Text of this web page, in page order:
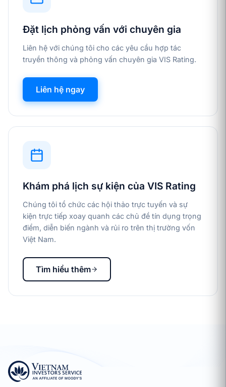
Đặt lịch phỏng vấn với chuyên gia
Liên hệ với chúng tôi cho các yêu cầu hợp tác
truyền thông và phỏng vấn chuyên gia VIS Rating.
Liên hệ ngay
Khám phá lịch sự kiện của VIS Rating
Chúng tôi tổ chức các hội thảo trực tuyến và sự
kiện trực tiếp xoay quanh các chủ đề tín dụng trọng
điểm, diễn biến ngành và rủi ro trên thị trường vốn
Việt Nam.
Tìm hiểu thêm